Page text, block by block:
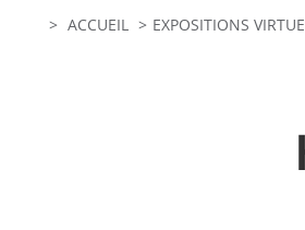
ACCUEIL EXPOSITIONS